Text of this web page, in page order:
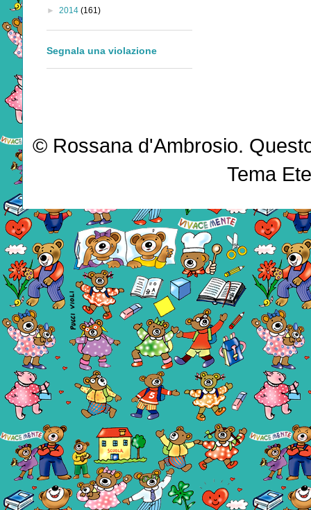
► 2014 (161)
Segnala una violazione
© Rossana d'Ambrosio.
Tema